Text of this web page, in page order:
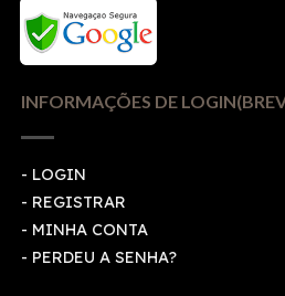
INFORMAÇÕES DE
- LOGIN
- REGISTRAR
- MINHA CONTA
- PERDEU A SENHA?